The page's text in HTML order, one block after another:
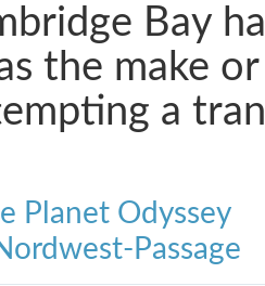
Bay
the make
a
Planet Odyssey
Passage